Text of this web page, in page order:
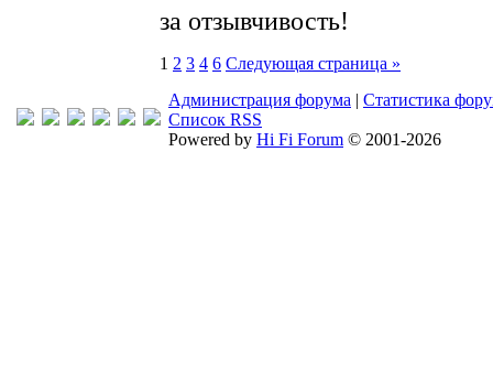
за отзывчивость!
1 2 3 4 6 Следующая страница »
Администрация форума | Статистика
Список RSS
Powered by Hi Fi Forum © 2001-2026